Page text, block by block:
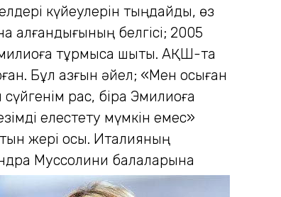
күйеулерін тыңдайды, өз
алғандығының белгісі; 2005
тұрмысқа шықты. АҚШ-та
Бұл азғын әйел; «Мен осыған
рас, бірақ Эмилиоға
елестету мүмкін емес»
жері осы. Италияның
Муссолини балаларына